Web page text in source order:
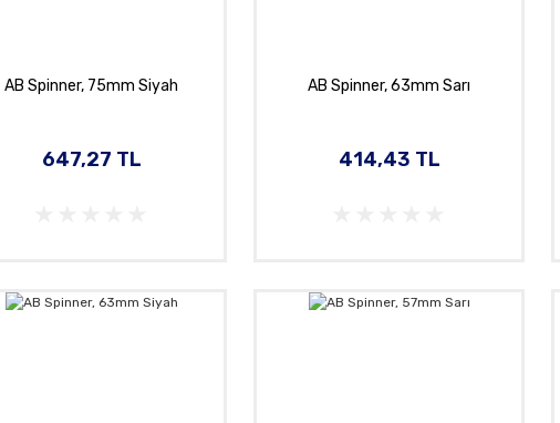
AB Spinner, 75mm Siyah
647,27 TL
AB Spinner, 63mm Sarı
414,43 TL